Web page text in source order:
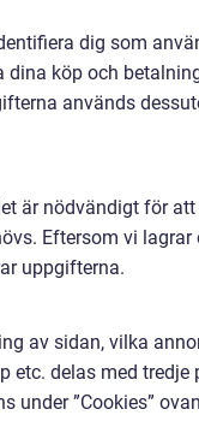
dig som
dina köp och
används
är nödvändigt för
Eftersom vi
uppgifterna.
av sidan, vilka
etc. delas med
under ”Cookies”